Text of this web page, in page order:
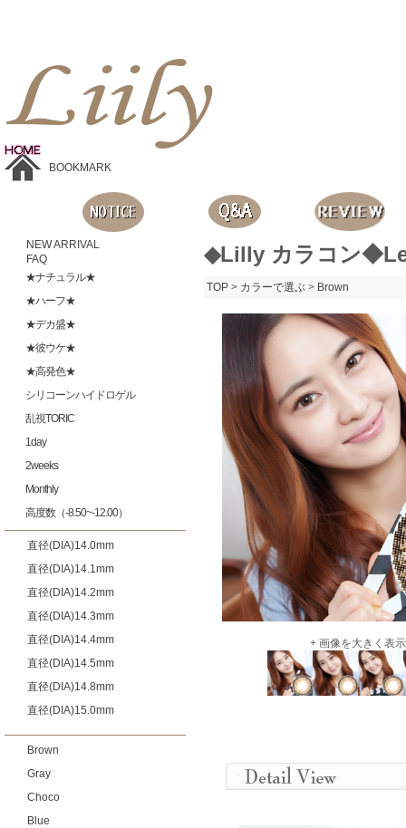
BOOKMARK
NEW ARRIVAL
FAQ
★ナチュラル★
★ハーフ★
★デカ盛★
★彼ウケ★
★高発色★
シリコーンハイドロゲル
乱視TORIC
1day
2weeks
Monthly
高度数（-8.50~-12.00）
直径(DIA)14.0mm
直径(DIA)14.1mm
直径(DIA)14.2mm
直径(DIA)14.3mm
直径(DIA)14.4mm
直径(DIA)14.5mm
直径(DIA)14.8mm
直径(DIA)15.0mm
Brown
Gray
Choco
Blue
◆Lilly カラコン
TOP > カラーで選ぶ > Brown
+ 画像を大きく表示